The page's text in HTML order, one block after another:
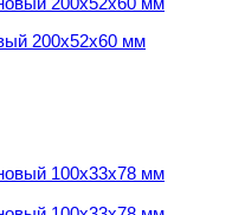
200х52х60 мм
100х33х78 мм (ролик)